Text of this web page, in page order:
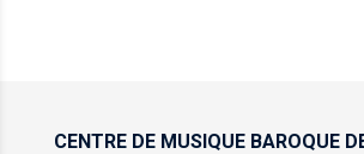
CENTRE DE MUSIQUE BAROQUE